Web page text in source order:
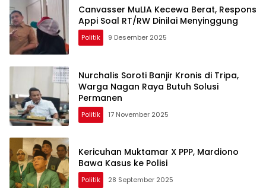
Canvasser MuLIA Kecewa Berat, Respons
Appi Soal RT/RW Dinilai Menyinggung
Politik 9 Desember 2025
Nurchalis Soroti Banjir Kronis di Tripa,
Warga Nagan Raya Butuh Solusi
Permanen
Politik 17 November 2025
Kericuhan Muktamar X PPP, Mardiono
Bawa Kasus ke Polisi
Politik 28 September 2025